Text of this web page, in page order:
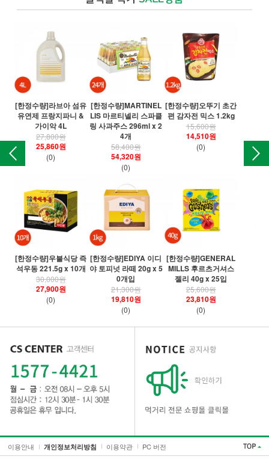
[한정수량]라브아 섬유
유연제 프랑지파니 &
가이악 4L
27,800원
25,860원
(0)
[한정수량]MARTINEL
LIS 마르티넬리 스파클
링 사과주스 296ml x 2
4개
58,400원
54,320원
(0)
[한정수량]오뚜기 초간
편 감자전 믹스 1.2kg
15,600원
14,510원
(0)
[한정수량]우불식당 즉
석우동 221.5g x 10개
30,000원
27,900원
(0)
[한정수량]EDIYA 이디
야 토피넛 라떼 20g x 5
0개입
21,300원
19,810원
(0)
[한정수량]GENERAL
MILLS 후르츠거셔스
젤리 40g x 25입
25,600원
23,810원
(0)
이용안내 개인정보처리방침 이용약관 PC 버전